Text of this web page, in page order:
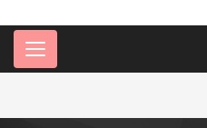
C
a